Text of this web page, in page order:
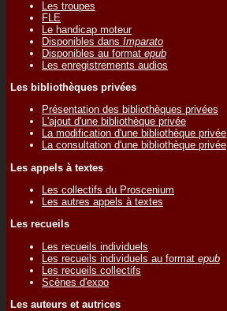
Les troupes
FLE
Le handicap moteur
Disponibles dans Imparato
Disponibles au format epub
Les enregistrements audios
Les bibliothèques privées
Présentation des bibliothèques privées
L'ajout d'une bibliothèque privée
La modification d'une bibliothèque privée
La consultation d'une bibliothèque privée
Les appels à textes
Les collectifs du Proscenium
Les autres appels à textes
Les recueils
Les recueils individuels
Les recueils individuels au format epub
Les recueils collectifs
Scènes d'expo
Les auteurs et autrices